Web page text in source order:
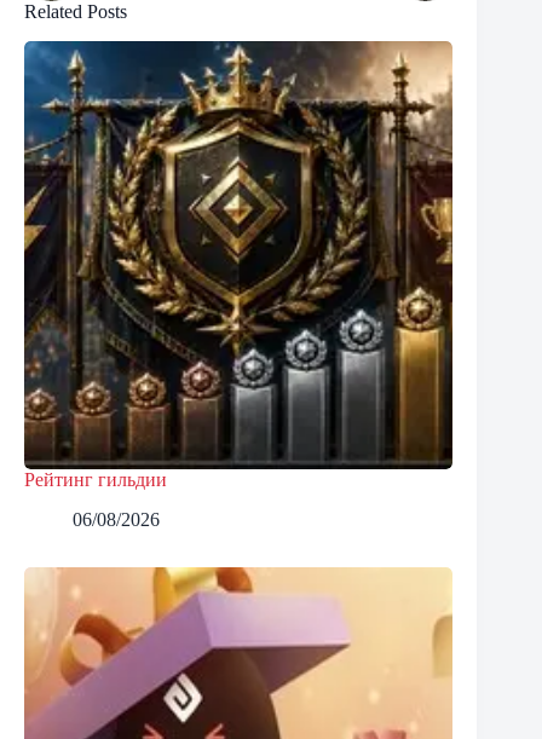
Related Posts
Рейтинг гильдии
06/08/2026